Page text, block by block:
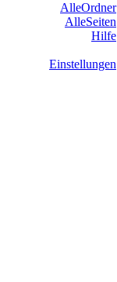
AlleOrdner
AlleSeiten
Hilfe
Einstellungen